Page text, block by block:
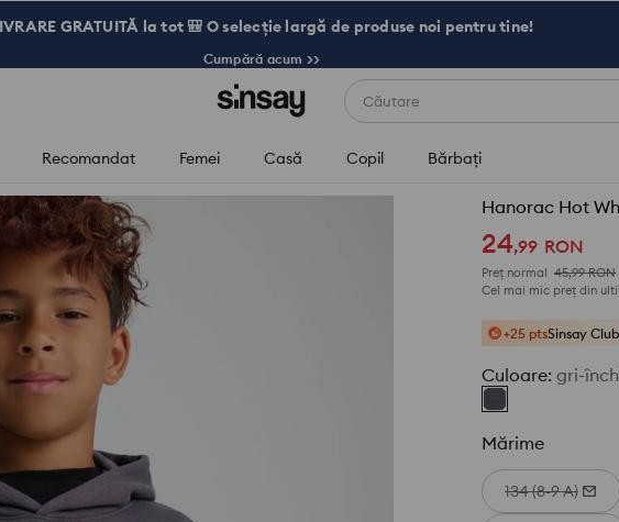
GRATUITĂ la tot 🎒 O selecție largă de produse noi pentru tine!
Cumpără acum >>
Căutare
Recomandat Femei Casă Copil Bărbaţi
Hanorac Hot
24,99 RON
Preț normal 45,99 RON
Cel mai mic preț din
+25 ptsSinsay Club
Culoare: gri-
Mărime
134 (8-9 A)